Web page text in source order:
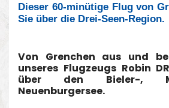
Dieser 60-minütige Flug von
Sie über die Drei-Seen-Region.
Von Grenchen aus und
unseres Flugzeugs Robin
über den Bieler-,
Neuenburgersee.